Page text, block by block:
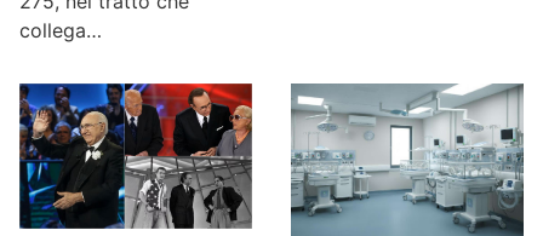
collega…